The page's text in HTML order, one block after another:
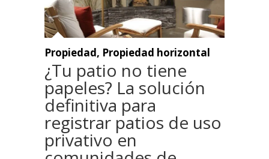
Propiedad, Propiedad horizontal
¿Tu patio no tiene
papeles? La solución
definitiva para
registrar patios de uso
privativo en